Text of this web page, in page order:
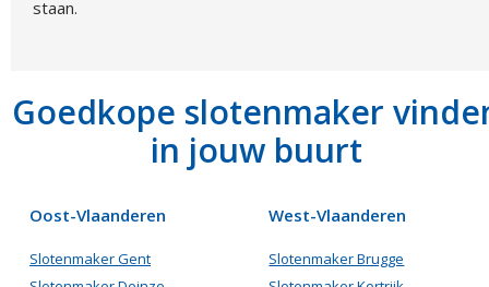
staan.
Goedkope slotenmaker
in jouw buurt
Oost-Vlaanderen
Slotenmaker Gent
West-Vlaanderen
Slotenmaker Brugge